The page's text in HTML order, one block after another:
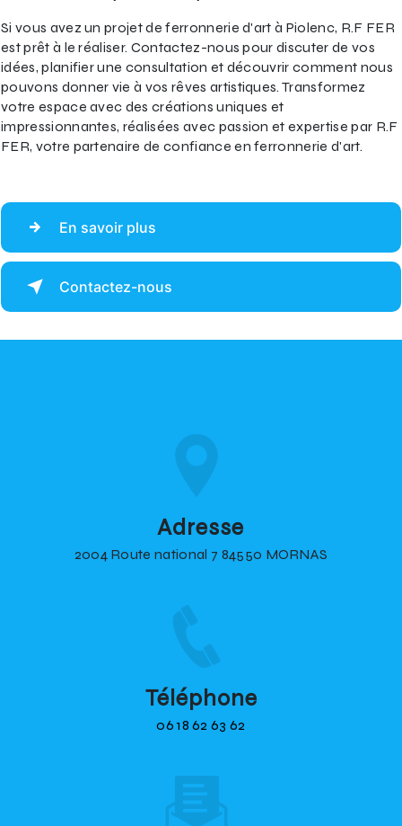
Si vous avez un projet de ferronnerie d'art à Piolenc, R.F FER
est prêt à le réaliser. Contactez-nous pour discuter de vos
idées, planifier une consultation et découvrir comment nous
pouvons donner vie à vos rêves artistiques. Transformez
votre espace avec des créations uniques et
impressionnantes, réalisées avec passion et expertise par R.F
FER, votre partenaire de confiance en ferronnerie d'art.
En savoir plus
Contactez-nous
Adresse
2004 Route national 7 84550 MORNAS
Téléphone
06 18 62 63 62